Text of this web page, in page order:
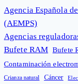
Agencia Española
(AEMPS)
Agencias
Bufete RAM Bufete
Contaminación
Crianza natural Cáncer